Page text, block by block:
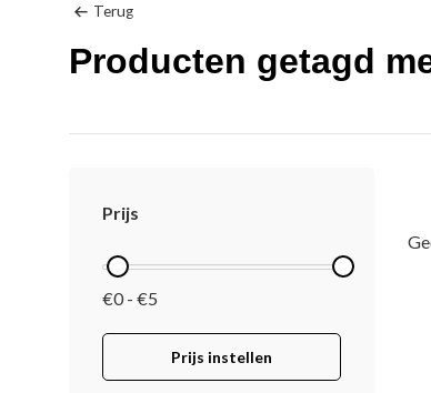
Terug
Producten getagd
Prijs
€0 - €5
Prijs instellen